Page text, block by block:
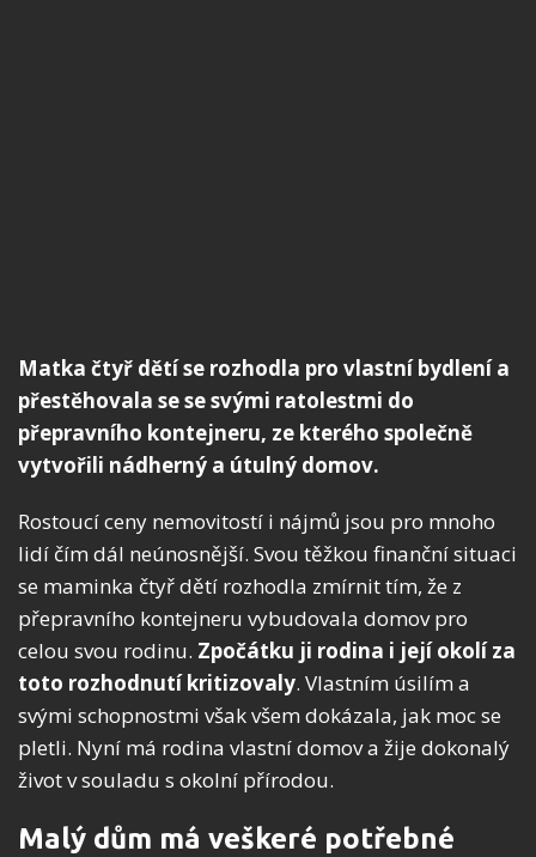
Matka čtyř dětí se rozhodla pro vlastní bydlení a
přestěhovala se se svými ratolestmi do
přepravního kontejneru, ze kterého společně
vytvořili nádherný a útulný domov.
Rostoucí ceny nemovitostí i nájmů jsou pro mnoho
lidí čím dál neúnosnější. Svou těžkou finanční situaci
se maminka čtyř dětí rozhodla zmírnit tím, že z
přepravního kontejneru vybudovala domov pro
celou svou rodinu. Zpočátku ji rodina i její okolí za
toto rozhodnutí kritizovaly. Vlastním úsilím a
svými schopnostmi však všem dokázala, jak moc se
pletli. Nyní má rodina vlastní domov a žije dokonalý
život v souladu s okolní přírodou.
Malý dům má veškeré potřebné